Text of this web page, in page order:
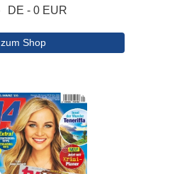
DE - 0 EUR
zum Shop